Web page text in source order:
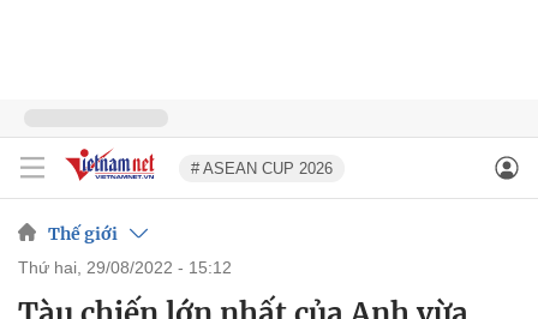
# ASEAN CUP 2026
Thế giới
thứ hai, 29/08/2022 - 15:12